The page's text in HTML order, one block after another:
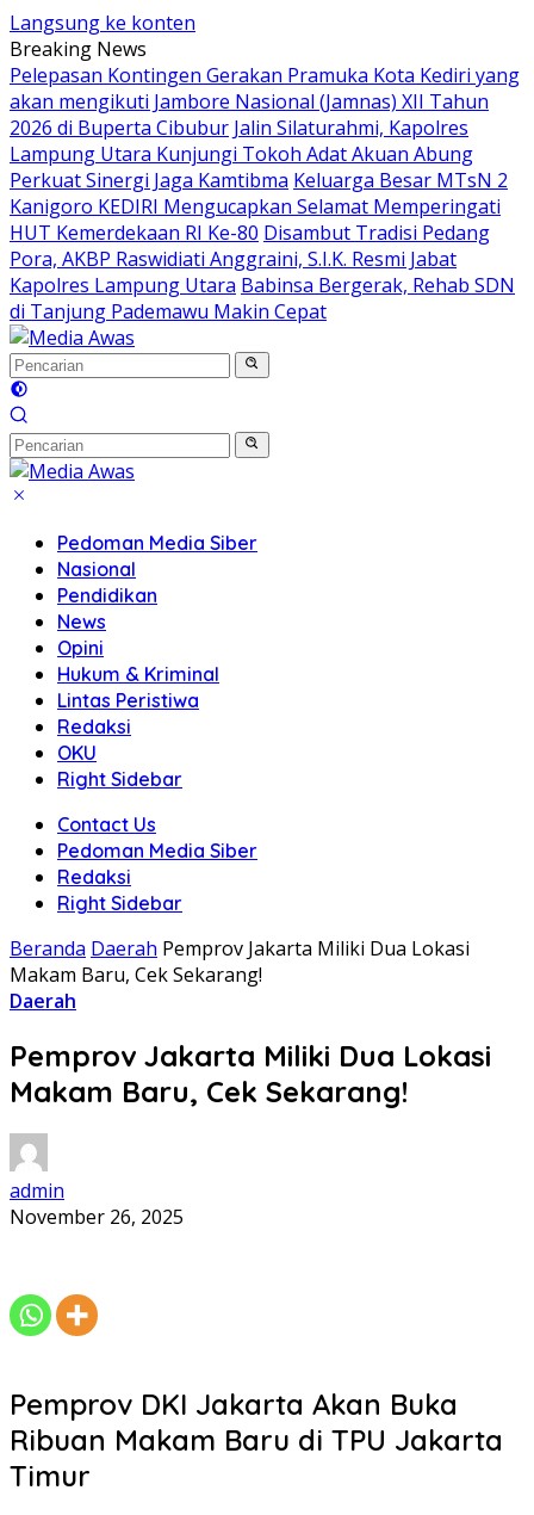
Langsung ke konten
Breaking News
Pelepasan Kontingen Gerakan Pramuka Kota Kediri yang
akan mengikuti Jambore Nasional (Jamnas) XII Tahun
2026 di Buperta Cibubur Jalin Silaturahmi, Kapolres
Lampung Utara Kunjungi Tokoh Adat Akuan Abung
Perkuat Sinergi Jaga Kamtibma Keluarga Besar MTsN 2
Kanigoro KEDIRI Mengucapkan Selamat Memperingati
HUT Kemerdekaan RI Ke-80 Disambut Tradisi Pedang
Pora, AKBP Raswidiati Anggraini, S.I.K. Resmi Jabat
Kapolres Lampung Utara Babinsa Bergerak, Rehab SDN
di Tanjung Pademawu Makin Cepat
Pedoman Media Siber
Nasional
Pendidikan
News
Opini
Hukum & Kriminal
Lintas Peristiwa
Redaksi
OKU
Right Sidebar
Contact Us
Pedoman Media Siber
Redaksi
Right Sidebar
Beranda Daerah Pemprov Jakarta Miliki Dua Lokasi
Makam Baru, Cek Sekarang!
Daerah
Pemprov Jakarta Miliki Dua Lokasi
Makam Baru, Cek Sekarang!
admin
November 26, 2025
Pemprov DKI Jakarta Akan Buka
Ribuan Makam Baru di TPU Jakarta
Timur